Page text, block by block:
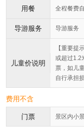
用餐 全程餐费
导游服务 导游服务
儿童价说明
【重要提
或超过1.2
票，如儿
自行承担损
费用不含
门票 景区内小